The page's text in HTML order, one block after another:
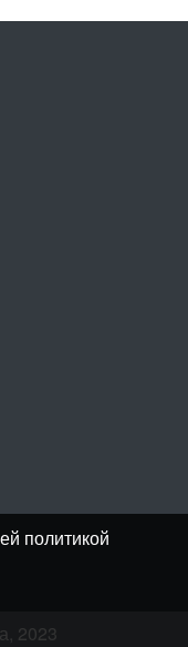
политикой
2023